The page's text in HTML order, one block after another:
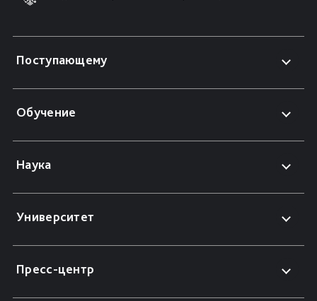
Поступающему
Обучение
Наука
Университет
Пресс-центр